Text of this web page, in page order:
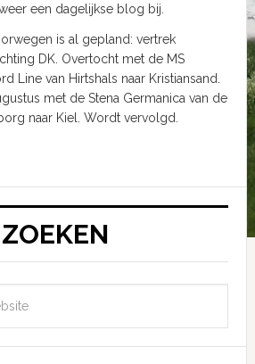
een dagelijkse blog bij.
is al gepland: vertrek
DK. Overtocht met de MS
Line van Hirtshals naar Kristiansand.
met de Stena Germanica van de
naar Kiel. Wordt vervolgd.
ZOEKEN